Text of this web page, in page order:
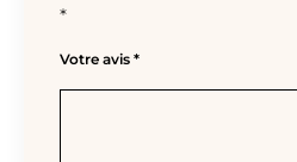
*
Votre avis *